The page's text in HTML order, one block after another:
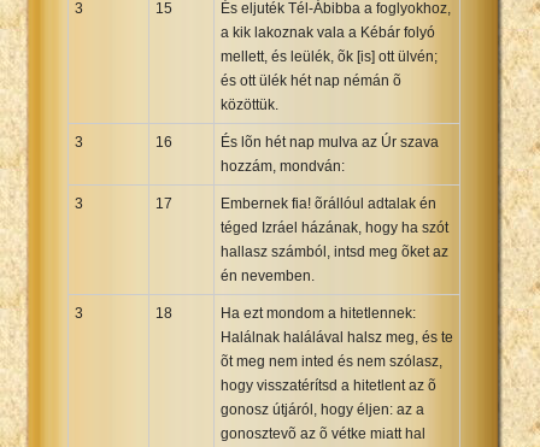
3 15
És eljuték Tél-Ábibba a foglyokhoz,
a kik lakoznak vala a Kébár folyó
mellett, és leülék, õk [is] ott ülvén;
és ott ülék hét nap némán õ
közöttük.
3 16
És lõn hét nap mulva az Úr szava
hozzám, mondván:
3 17
Embernek fia! õrállóul adtalak én
téged Izráel házának, hogy ha szót
hallasz számból, intsd meg õket az
én nevemben.
3 18
Ha ezt mondom a hitetlennek:
Halálnak halálával halsz meg, és te
õt meg nem inted és nem szólasz,
hogy visszatérítsd a hitetlent az õ
gonosz útjáról, hogy éljen: az a
gonosztevõ az õ vétke miatt hal